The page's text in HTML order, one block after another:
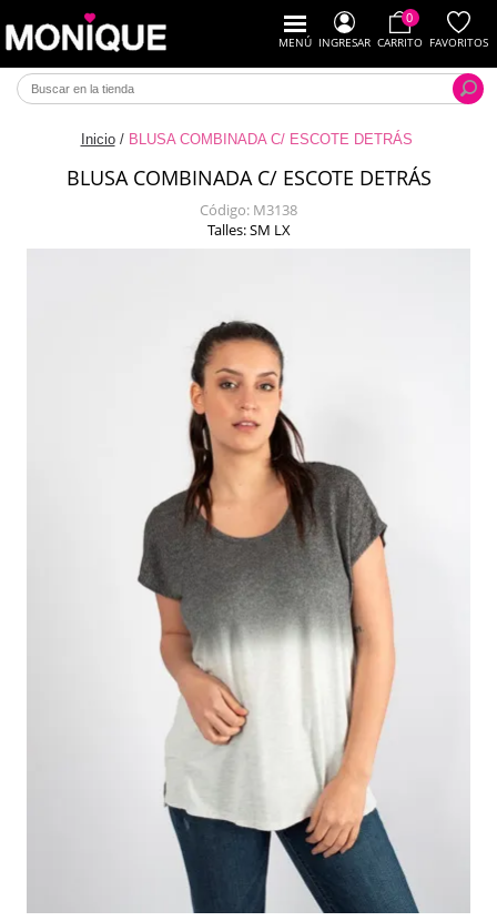
MENÚ INGRESAR
0
CARRITO FAVORITOS
Inicio / BLUSA COMBINADA C/ ESCOTE DETRÁS
BLUSA COMBINADA C/ ESCOTE DETRÁS
Código: M3138
Talles: SM LX